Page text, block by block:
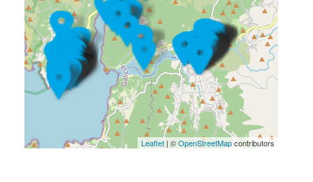
Leaflet| ©OpenStreetMapcontributors